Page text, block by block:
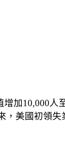
加10,000人
美國初領